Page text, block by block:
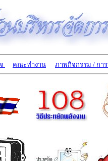
คณะทำงาน ภาพกิจกรรม / กา